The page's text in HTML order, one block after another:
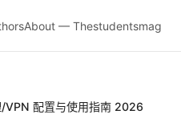
About — Thestudentsmag
配置与使用指南 2026